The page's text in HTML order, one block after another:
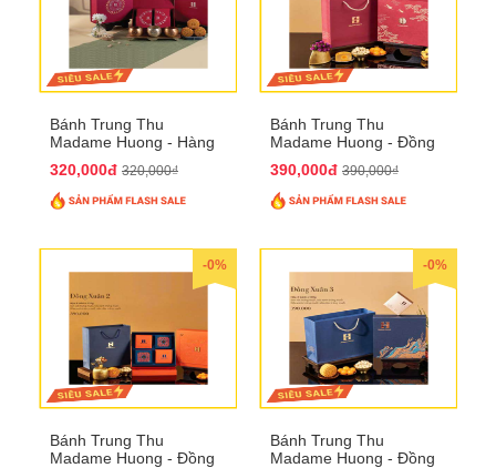
Bánh Trung Thu
Madame Huong - Hàng
320,000đ 320,000₫
Bánh Trung Thu
Madame Huong - Đồng
390,000đ 390,000₫
-0%
Bánh Trung Thu
Madame Huong - Đồng
-0%
Bánh Trung Thu
Madame Huong - Đồng